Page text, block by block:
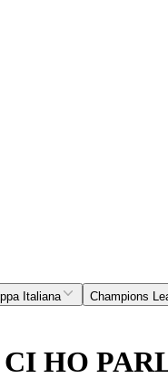
Italiana Champions
HO